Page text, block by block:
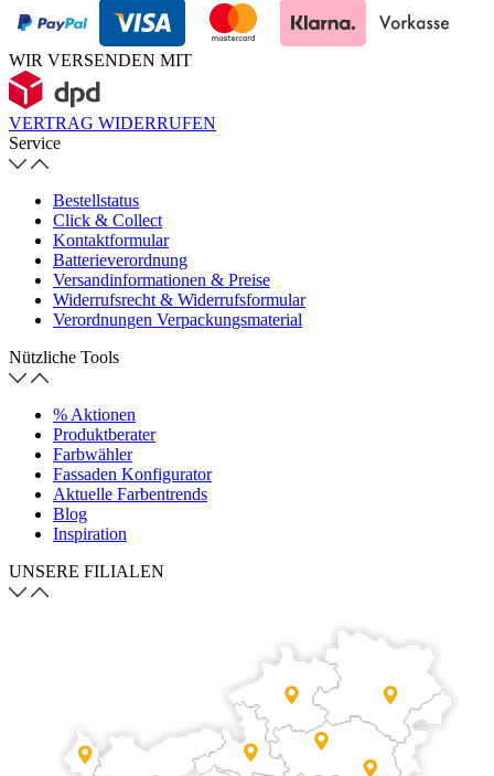
WIR VERSENDEN MIT
VERTRAG WIDERRUFEN
Service
Bestellstatus
Click & Collect
Kontaktformular
Batterieverordnung
Versandinformationen & Preise
Widerrufsrecht & Widerrufsformular
Verordnungen Verpackungsmaterial
Nützliche Tools
% Aktionen
Produktberater
Farbwähler
Fassaden Konfigurator
Aktuelle Farbentrends
Blog
Inspiration
UNSERE FILIALEN